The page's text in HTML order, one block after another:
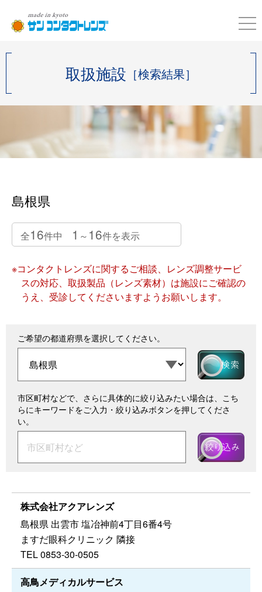
取扱施設 ［検索結果］
島根県
全16件中 1 ～ 16件を表示
※コンタクトレンズに関するご相談、レンズ調整サービ
スの対応、取扱製品（レンズ素材）は施設にご確認の
うえ、受診してくださいますようお願いします。
ご希望の都道府県を選択してください。
市区町村などで、さらに具体的に絞り込みたい場合は、こち
らにキーワードをご入力・絞り込みボタンを押してくださ
い。
株式会社アクアレンズ
島根県 出雲市 塩冶神前4丁目6番4号
ますだ眼科クリニック 隣接
TEL 0853-30-0505
高鳥メディカルサービス